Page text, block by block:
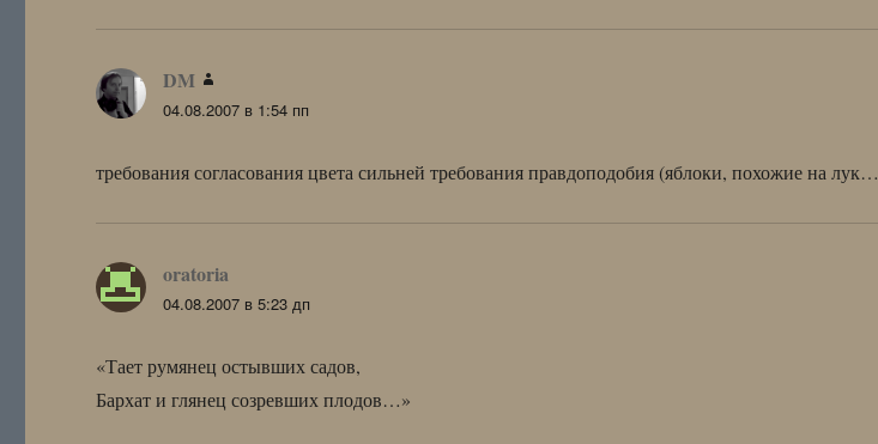
DM
04.08.2007 в 1:54 пп
требования согласования цвета сильней требования правдоподобия (яблоки, похожие на лук…
oratoria
04.08.2007 в 5:23 дп
«Тает румянец остывших садов,
Бархат и глянец созревших плодов…»